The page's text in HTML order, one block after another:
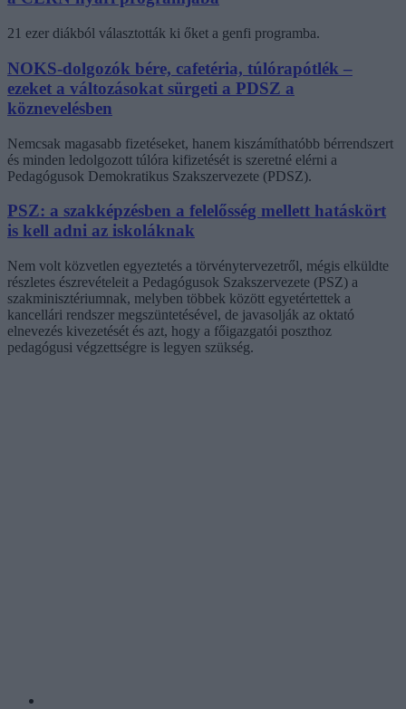
21 ezer diákból választották ki őket a genfi programba.
NOKS-dolgozók bére, cafetéria, túlórapótlék –
ezeket a változásokat sürgeti a PDSZ a
köznevelésben
Nemcsak magasabb fizetéseket, hanem kiszámíthatóbb bérrendszert
és minden ledolgozott túlóra kifizetését is szeretné elérni a
Pedagógusok Demokratikus Szakszervezete (PDSZ).
PSZ: a szakképzésben a felelősség mellett hatáskört
is kell adni az iskoláknak
Nem volt közvetlen egyeztetés a törvénytervezetről, mégis elküldte
részletes észrevételeit a Pedagógusok Szakszervezete (PSZ) a
szakminisztériumnak, melyben többek között egyetértettek a
kancellári rendszer megszüntetésével, de javasolják az oktató
elnevezés kivezetését és azt, hogy a főigazgatói poszthoz
pedagógusi végzettségre is legyen szükség.